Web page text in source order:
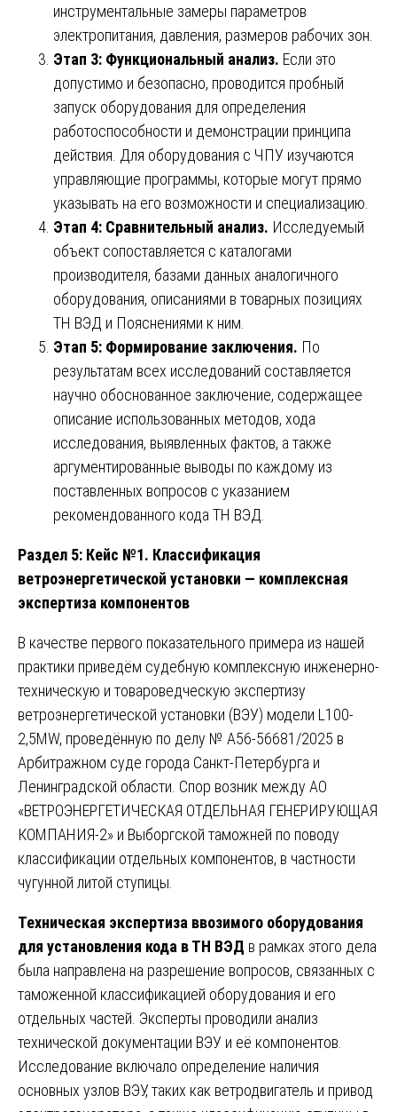
инструментальные замеры параметров
электропитания, давления, размеров рабочих зон.
Этап 3: Функциональный анализ. Если это
допустимо и безопасно, проводится пробный
запуск оборудования для определения
работоспособности и демонстрации принципа
действия. Для оборудования с ЧПУ изучаются
управляющие программы, которые могут прямо
указывать на его возможности и специализацию.
Этап 4: Сравнительный анализ. Исследуемый
объект сопоставляется с каталогами
производителя, базами данных аналогичного
оборудования, описаниями в товарных позициях
ТН ВЭД и Пояснениями к ним.
Этап 5: Формирование заключения. По
результатам всех исследований составляется
научно обоснованное заключение, содержащее
описание использованных методов, хода
исследования, выявленных фактов, а также
аргументированные выводы по каждому из
поставленных вопросов с указанием
рекомендованного кода ТН ВЭД.
Раздел 5: Кейс №1. Классификация
ветроэнергетической установки — комплексная
экспертиза компонентов
В качестве первого показательного примера из нашей
практики приведём судебную комплексную инженерно-
техническую и товароведческую экспертизу
ветроэнергетической установки (ВЭУ) модели L100-
2,5MW, проведённую по делу № А56-56681/2025 в
Арбитражном суде города Санкт-Петербурга и
Ленинградской области. Спор возник между АО
«ВЕТРОЭНЕРГЕТИЧЕСКАЯ ОТДЕЛЬНАЯ ГЕНЕРИРУЮЩАЯ
КОМПАНИЯ-2» и Выборгской таможней по поводу
классификации отдельных компонентов, в частности
чугунной литой ступицы.
Техническая экспертиза ввозимого оборудования
для установления кода в ТН ВЭД в рамках этого дела
была направлена на разрешение вопросов, связанных с
таможенной классификацией оборудования и его
отдельных частей. Эксперты проводили анализ
технической документации ВЭУ и её компонентов.
Исследование включало определение наличия
основных узлов ВЭУ, таких как ветродвигатель и привод